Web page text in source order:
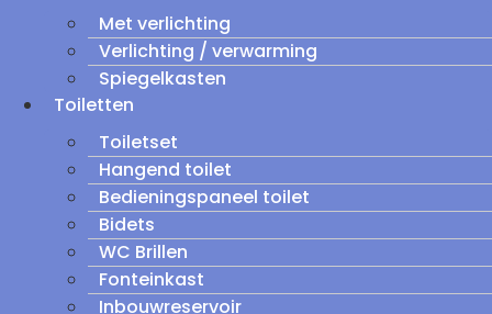
Met verlichting
Verlichting / verwarming
Spiegelkasten
Toiletten
Toiletset
Hangend toilet
Bedieningspaneel toilet
Bidets
WC Brillen
Fonteinkast
Inbouwreservoir